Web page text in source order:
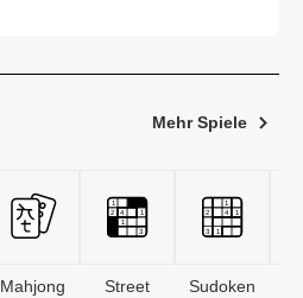
Mehr Spiele
Mahjong Street Sudoken